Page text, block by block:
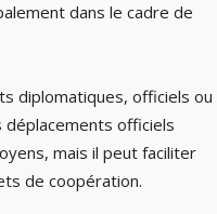
dans le cadre de
diplomatiques, officiels ou
officiels
mais il peut faciliter
de coopération.